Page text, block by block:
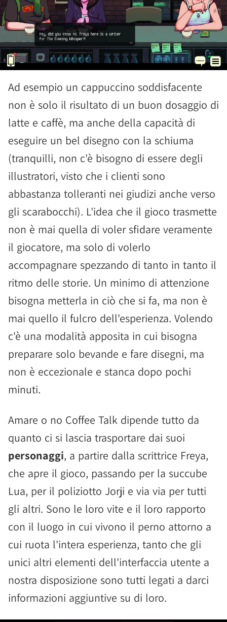
Ad esempio un cappuccino soddisfacente
non è solo il risultato di un buon dosaggio di
latte e caffè, ma anche della capacità di
eseguire un bel disegno con la schiuma
(tranquilli, non c'è bisogno di essere degli
illustratori, visto che i clienti sono
abbastanza tolleranti nei giudizi anche verso
gli scarabocchi). L'idea che il gioco trasmette
non è mai quella di voler sfidare veramente
il giocatore, ma solo di volerlo
accompagnare spezzando di tanto in tanto il
ritmo delle storie. Un minimo di attenzione
bisogna metterla in ciò che si fa, ma non è
mai quello il fulcro dell'esperienza. Volendo
c'è una modalità apposita in cui bisogna
preparare solo bevande e fare disegni, ma
non è eccezionale e stanca dopo pochi
minuti.
Amare o no Coffee Talk dipende tutto da
quanto ci si lascia trasportare dai suoi
personaggi, a partire dalla scrittrice Freya,
che apre il gioco, passando per la succube
Lua, per il poliziotto Jorji e via via per tutti
gli altri. Sono le loro vite e il loro rapporto
con il luogo in cui vivono il perno attorno a
cui ruota l'intera esperienza, tanto che gli
unici altri elementi dell'interfaccia utente a
nostra disposizione sono tutti legati a darci
informazioni aggiuntive su di loro.